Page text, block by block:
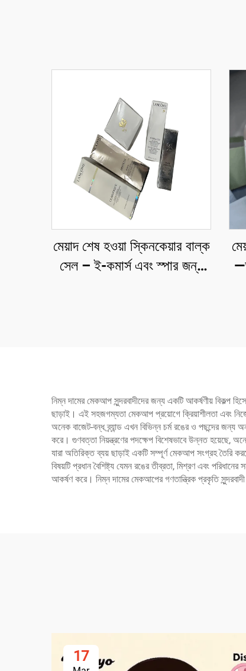
মেয়াদ শেষ হওয়া স্কিনকেয়ার বাল্ক
সেল – ই-কমার্স এবং স্পার জন্য
নিম্ন দামের মেকআপ সুন্দরবাদীদের জন্য একটি আকর্ষণীয় বিকল্প
ছাড়াই। এই সহজগম্যতা মেকআপ প্রয়োগে ক্রিয়াশীলতা এবং
অনেক বাজেট-বন্ধ ব্র্যান্ড এখন বিভিন্ন চর্ম রঙের ও পছন্দের
করে। গুণবত্তা নিয়ন্ত্রণের পদক্ষেপ বিশেষভাবে উন্নত হয়েছে,
যারা অতিরিক্ত ব্যয় ছাড়াই একটি সম্পূর্ণ মেকআপ সংগ্রহ তৈরি
বিষয়টি প্রধান বৈশিষ্ট্য যেমন রঙের তীব্রতা, মিশ্রণ এবং
আকর্ষণ করে। নিম্ন দামের মেকআপের গণতান্ত্রিক প্রকৃতি
17